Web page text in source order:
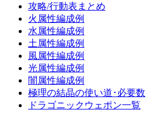
攻略/行動表まとめ
火属性編成例
水属性編成例
土属性編成例
風属性編成例
光属性編成例
闇属性編成例
極理の結晶の使い道･必要数
ドラゴニックウェポン一覧